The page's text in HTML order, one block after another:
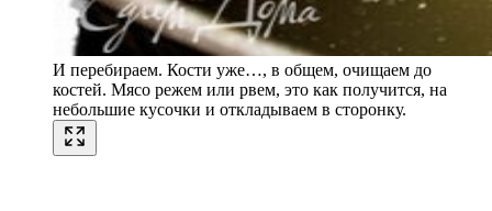
И перебираем. Кости уже…, в общем, очищаем до
костей. Мясо режем или рвем, это как получится, на
небольшие кусочки и откладываем в сторонку.